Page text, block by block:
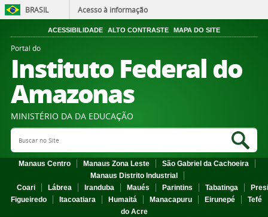
BRASIL Acesso à informação
ACESSIBILIDADE ALTO CONTRASTE MAPA DO SITE
Portal do
Instituto Federal do
Amazonas
MINISTÉRIO DA DA EDUCAÇÃO
Search Site
Manaus Centro Manaus Zona Leste
São Gabriel da Cachoeira
Manaus Distrito Industrial
Coari
Lábrea Iranduba Maués Parintins Tabatinga
Figueiredo
Itacoatiara Humaitá Manacapuru Eirunepé
Tefé
do Acre